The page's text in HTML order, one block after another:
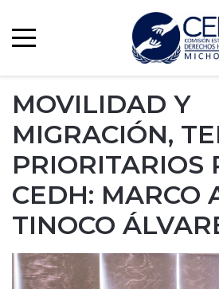
MOVILIDAD Y
MIGRACIÓN,
PRIORITARIOS
CEDH: MARCO
TINOCO